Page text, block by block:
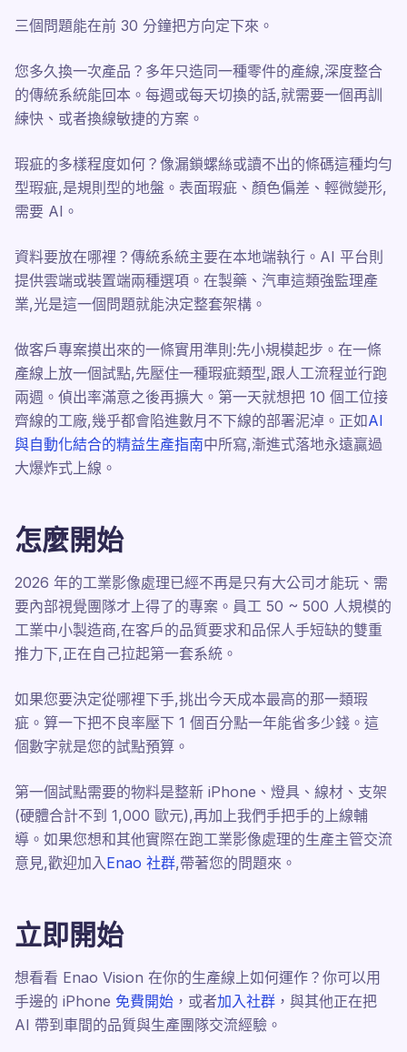
三個問題能在前 30 分鐘把方向定下來。
您多久換一次產品？多年只造同一種零件的產線,深度整合
的傳統系統能回本。每週或每天切換的話,就需要一個再訓
練快、或者換線敏捷的方案。
瑕疵的多樣程度如何？像漏鎖螺絲或讀不出的條碼這種均勻
型瑕疵,是規則型的地盤。表面瑕疵、顏色偏差、輕微變形,
需要 AI。
資料要放在哪裡？傳統系統主要在本地端執行。AI 平台則
提供雲端或裝置端兩種選項。在製藥、汽車這類強監理產
業,光是這一個問題就能決定整套架構。
做客戶專案摸出來的一條實用準則:先小規模起步。在一條
產線上放一個試點,先壓住一種瑕疵類型,跟人工流程並行跑
兩週。偵出率滿意之後再擴大。第一天就想把 10 個工位接
齊線的工廠,幾乎都會陷進數月不下線的部署泥淖。正如AI
與自動化結合的精益生產指南中所寫,漸進式落地永遠贏過
大爆炸式上線。
怎麼開始
2026 年的工業影像處理已經不再是只有大公司才能玩、需
要內部視覺團隊才上得了的專案。員工 50 ~ 500 人規模的
工業中小製造商,在客戶的品質要求和品保人手短缺的雙重
推力下,正在自己拉起第一套系統。
如果您要決定從哪裡下手,挑出今天成本最高的那一類瑕
疵。算一下把不良率壓下 1 個百分點一年能省多少錢。這
個數字就是您的試點預算。
第一個試點需要的物料是整新 iPhone、燈具、線材、支架
(硬體合計不到 1,000 歐元),再加上我們手把手的上線輔
導。如果您想和其他實際在跑工業影像處理的生產主管交流
意見,歡迎加入Enao 社群,帶著您的問題來。
立即開始
想看看 Enao Vision 在你的生產線上如何運作？你可以用
手邊的 iPhone 免費開始 ，或者加入社群 ，與其他正在把
AI 帶到車間的品質與生產團隊交流經驗。